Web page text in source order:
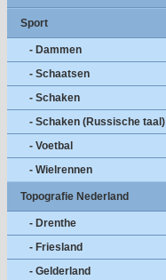
Sport
- Dammen
- Schaatsen
- Schaken
- Schaken (Russische taal)
- Voetbal
- Wielrennen
Topografie Nederland
- Drenthe
- Friesland
- Gelderland